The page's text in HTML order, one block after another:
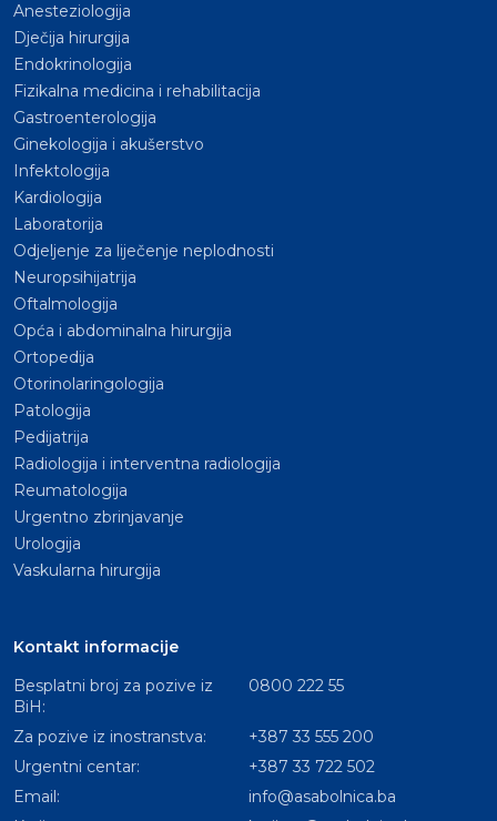
Anesteziologija
Dječija hirurgija
Endokrinologija
Fizikalna medicina i rehabilitacija
Gastroenterologija
Ginekologija i akušerstvo
Infektologija
Kardiologija
Laboratorija
Odjeljenje za liječenje neplodnosti
Neuropsihijatrija
Oftalmologija
Opća i abdominalna hirurgija
Ortopedija
Otorinolaringologija
Patologija
Pedijatrija
Radiologija i interventna radiologija
Reumatologija
Urgentno zbrinjavanje
Urologija
Vaskularna hirurgija
Kontakt informacije
Besplatni broj za pozive iz
BiH:
0800 222 55
Za pozive iz inostranstva:
+387 33 555 200
Urgentni centar:
+387 33 722 502
Email:
info@asabolnica.ba